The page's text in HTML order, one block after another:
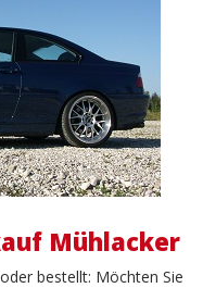
Mühlacker
bestellt: Möchten Sie